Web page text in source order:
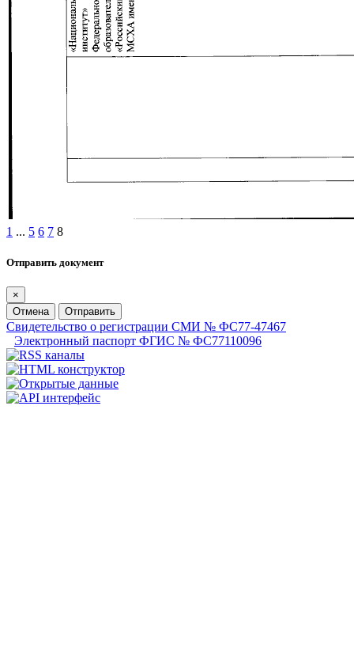
1 ... 5 6 7 8
Отправить документ
×
Отмена
Отправить
Свидетельство о регистрации СМИ № ФС77-47467
Электронный паспорт ФГИС № ФС77110096